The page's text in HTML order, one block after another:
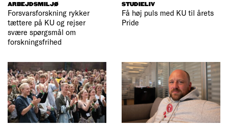
ARBEJDSMILJØ
Forsvarsforskning rykker
tættere på KU og rejser
svære spørgsmål om
forskningsfrihed
STUDIELIV
Få høj puls med KU til årets
Pride